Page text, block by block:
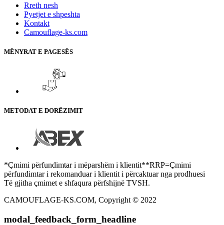
Rreth nesh
Pyetjet e shpeshta
Kontakt
Camouflage-ks.com
MËNYRAT E PAGESËS
METODAT E DORËZIMIT
*Çmimi përfundimtar i mëparshëm i klientit**RRP=Çmimi
përfundimtar i rekomanduar i klientit i përcaktuar nga prodhuesi
Të gjitha çmimet e shfaqura përfshijnë TVSH.
CAMOUFLAGE-KS.COM, Copyright © 2022
modal_feedback_form_headline